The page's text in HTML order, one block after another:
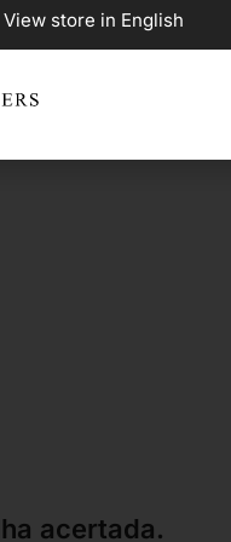
acertada.
View store in English